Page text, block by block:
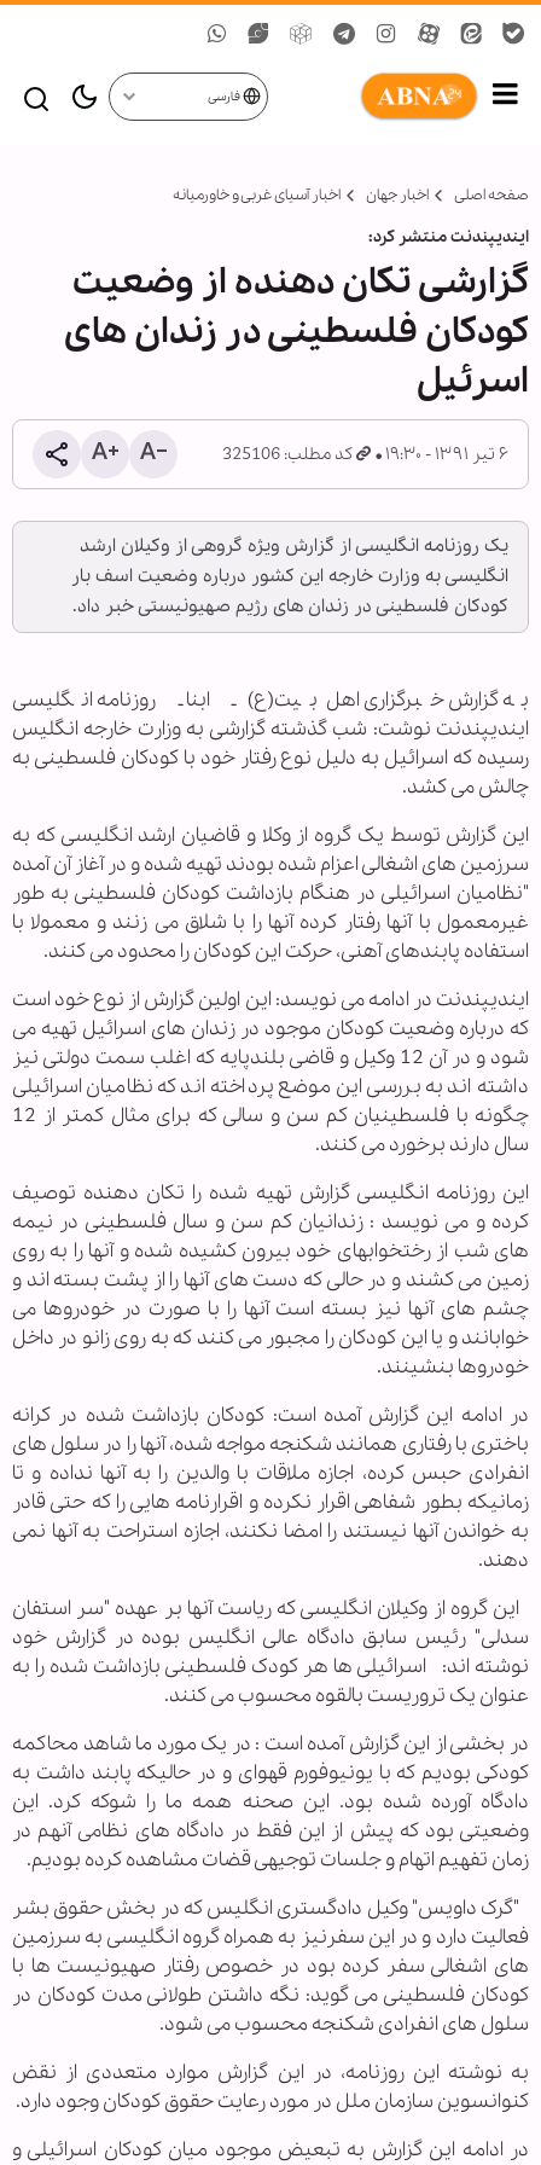
فارسی
صفحه اصلی اخبار جهان اخبار آسیای غربی و خاورمیانه
ایندیپندنت منتشر کرد:
گزارشی تکان دهنده از وضعیت
کودکان فلسطینی در زندان های
اسرئیل
۶ تیر ۱۳۹۱ - ۱۹:۳۰ کد مطلب: 325106
یک روزنامه انگلیسی از گزارش ویژه گروهی از وکیلان ارشد
انگلیسی به وزارت خارجه این کشور درباره وضعیت اسف بار
کودکان فلسطینی در زندان های رژیم صهیونیستی خبر داد.
به گزارش خبرگزاری اهل‌بیت(ع) ـ ابنا ـ روزنامه انگلیسی
ایندیپندنت نوشت: شب گذشته گزارشی به وزارت خارجه انگلیس
رسیده که اسرائیل به دلیل نوع رفتار خود با کودکان فلسطینی به
چالش می کشد.
این گزارش توسط یک گروه از وکلا و قاضیان ارشد انگلیسی که به
سرزمین های اشغالی اعزام شده بودند تهیه شده و در آغاز آن آمده
"نظامیان اسرائیلی در هنگام بازداشت کودکان فلسطینی به طور
غیرمعمول با آنها رفتار کرده آنها را با شلاق می زنند و معمولا با
استفاده پابندهای آهنی، حرکت این کودکان را محدود می کنند.
ایندیپندنت در ادامه می نویسد: این اولین گزارش از نوع خود است
که درباره وضعیت کودکان موجود در زندان های اسرائیل تهیه می
شود و در آن 12 وکیل و قاضی بلندپایه که اغلب سمت دولتی نیز
داشته اند به بررسی این موضع پرداخته اند که نظامیان اسرائیلی
چگونه با فلسطینیان کم سن و سالی که برای مثال کمتر از 12
سال دارند برخورد می کنند.
این روزنامه انگلیسی گزارش تهیه شده را تکان دهنده توصیف
کرده و می نویسد : زندانیان کم سن و سال فلسطینی در نیمه
های شب از رختخوابهای خود بیرون کشیده شده و آنها را به روی
زمین می کشند و در حالی که دست های آنها را از پشت بسته اند و
چشم های آنها نیز بسته است آنها را با صورت در خودروها می
خوابانند و یا این کودکان را مجبور می کنند که به روی زانو در داخل
خودروها بنشینند.
در ادامه این گزارش آمده است: کودکان بازداشت شده در کرانه
باختری با رفتاری همانند شکنجه مواجه شده، آنها را در سلول های
انفرادی حبس کرده، اجازه ملاقات با والدین را به آنها نداده و تا
زمانیکه بطور شفاهی اقرار نکرده و اقرارنامه هایی را که حتی قادر
به خواندن آنها نیستند را امضا نکنند، اجازه استراحت به آنها نمی
دهند.
این گروه از وکیلان انگلیسی که ریاست آنها بر عهده "سر استفان
سدلی" رئیس سابق دادگاه عالی انگلیس بوده در گزارش خود
نوشته اند: اسرائیلی ها هر کودک فلسطینی بازداشت شده را به
عنوان یک تروریست بالقوه محسوب می کنند.
در بخشی از این گزارش آمده است : در یک مورد ما شاهد محاکمه
کودکی بودیم که با یونیوفورم قهوای و در حالیکه پابند داشت به
دادگاه آورده شده بود. این صحنه همه ما را شوکه کرد. این
وضعیتی بود که پیش از این فقط در دادگاه های نظامی آنهم در
زمان تفهیم اتهام و جلسات توجیهی قضات مشاهده کرده بودیم.
"گرک داویس" وکیل دادگستری انگلیس که در بخش حقوق بشر
فعالیت دارد و در این سفرنیز به همراه گروه انگلیسی به سرزمین
های اشغالی سفر کرده بود در خصوص رفتار صهیونیست ها با
کودکان فلسطینی می گوید: نگه داشتن طولانی مدت کودکان در
سلول های انفرادی شکنجه محسوب می شود.
به نوشته این روزنامه، در این گزارش موارد متعددی از نقض
کنوانسوین سازمان ملل در مورد رعایت حقوق کودکان وجود دارد.
در ادامه این گزارش به تبعیض موجود میان کودکان اسرائیلی و